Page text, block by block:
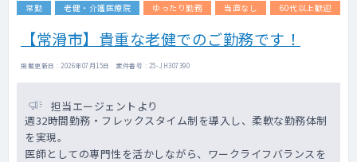
当直体制：医師1名体制（放射線技師、検査技
当直手当：別途支給 平日6万円、土曜6万
常勤 老健・介護医療院 ゆったり勤務 当直なし 60代以上歓迎
【常滑市】貴重な老健でのご勤務です！
掲載更新日 : 2026年07月15日 案件番号 : 25-JH307390
担当エージェントより
週32時間勤務・フレックスタイム制を導入し、柔軟な勤務体制
を実現。
医師としての専門性を活かしながら、ワークライフバランスを